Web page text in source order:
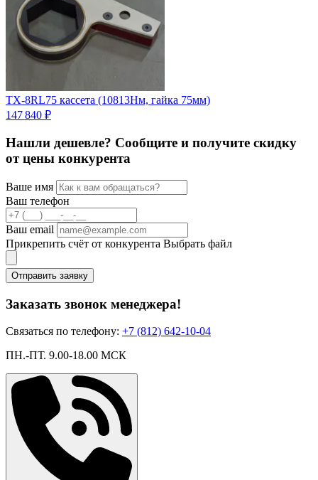
TX-8RL75 кассета (10813Нм, гайка 75мм)
147 840 ₽
Нашли дешевле? Сообщите и получите скидку
от цены конкурента
Ваше имя
Ваш телефон
Ваш email
Прикрепить счёт от конкурента Выбрать файл
Отправить заявку
Заказать звонок менеджера!
Связаться по телефону: +7 (812) 642-10-04
ПН.-ПТ. 9.00-18.00 МСК